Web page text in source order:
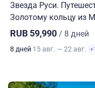
Звезда Руси.
Золотому кольцу из
RUB 59,990 / 8 дней
8 дней 15 авг. — 22 авг. +1